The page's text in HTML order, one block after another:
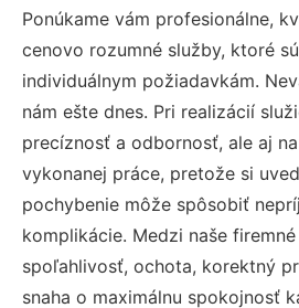
Ponúkame vám profesionálne,
cenovo rozumné služby, ktoré
individuálnym požiadavkám.
nám ešte dnes. Pri realizácií
precíznosť a odbornosť, ale aj
vykonanej práce, pretože si
pochybenie môže spôsobiť
komplikácie. Medzi naše
spoľahlivosť, ochota, korektný
snaha o maximálnu spokojnosť